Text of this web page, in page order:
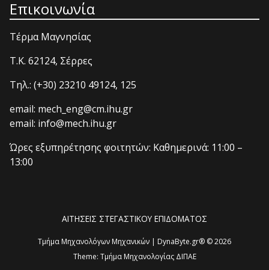
Επικοινωνία
Τέρμα Μαγνησίας
T.K. 62124, Σέρρες
Τηλ.: (+30) 23210 49124, 125
email: mech_eng@cm.ihu.gr
email: info@mech.ihu.gr
Ώρες εξυπηρέτησης φοιτητών: Καθημερινά: 11:00 –
13:00
ΑΙΤΗΣΕΙΣ ΣΤΕΓΑΣΤΙΚΟΥ ΕΠΙΔΟΜΑΤΟΣ
Τμήμα Μηχανολόγων Μηχανικών | DynaByte.gr® © 2026
Theme: Τμήμα Μηχανολογίας ΔΙΠΑΕ